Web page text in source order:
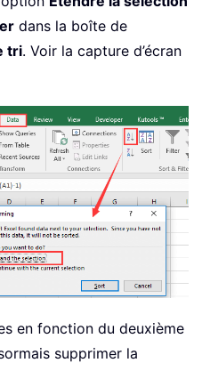
dans la boîte de
tri. Voir la capture d’écran
en fonction du deuxième
supprimer la